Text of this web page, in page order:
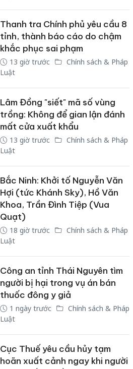
Thanh tra Chính phủ yêu cầu 8
tỉnh, thành báo cáo do chậm
khắc phục sai phạm
13 giờ trước
Chính sách & Pháp
Luật
Lâm Đồng "siết" mã số vùng
trồng: Không để gian lận đánh
mất cửa xuất khẩu
13 giờ trước
Chính sách & Pháp
Luật
Bắc Ninh: Khởi tố Nguyễn Văn
Hợi (tức Khánh Sky), Hồ Văn
Khoa, Trần Đình Tiệp (Vua
Quạt)
18 giờ trước
Chính sách & Pháp
Luật
Công an tỉnh Thái Nguyên tìm
người bị hại trong vụ án bán
thuốc đông y giả
1 ngày trước
Chính sách & Pháp
Luật
Cục Thuế yêu cầu hủy tạm
hoãn xuất cảnh ngay khi người